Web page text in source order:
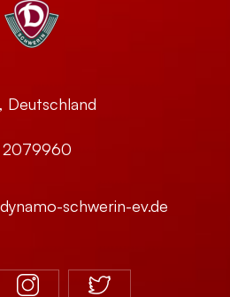
Deutschland
schwerin-ev.de